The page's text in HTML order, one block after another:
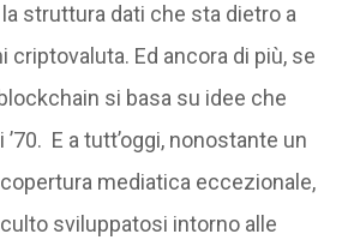
struttura dati che sta dietro a
criptovaluta. Ed ancora di più, se
si basa su idee che
E a tutt’oggi, nonostante un
mediatica eccezionale,
sviluppatosi intorno alle